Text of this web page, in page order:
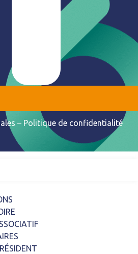
– Politique de confidentialité